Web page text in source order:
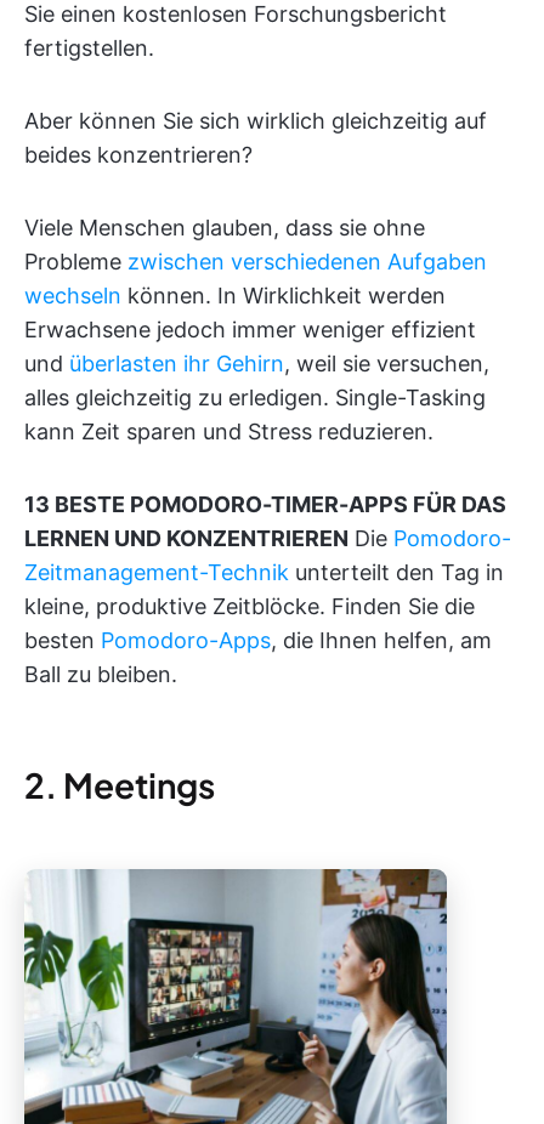
Sie einen kostenlosen Forschungsbericht
fertigstellen.
Aber können Sie sich wirklich gleichzeitig auf
beides konzentrieren?
Viele Menschen glauben, dass sie ohne
Probleme zwischen verschiedenen Aufgaben
wechseln können. In Wirklichkeit werden
Erwachsene jedoch immer weniger effizient
und überlasten ihr Gehirn, weil sie versuchen,
alles gleichzeitig zu erledigen. Single-Tasking
kann Zeit sparen und Stress reduzieren.
13 BESTE POMODORO-TIMER-APPS FÜR DAS
LERNEN UND KONZENTRIEREN Die Pomodoro-
Zeitmanagement-Technik unterteilt den Tag in
kleine, produktive Zeitblöcke. Finden Sie die
besten Pomodoro-Apps, die Ihnen helfen, am
Ball zu bleiben.
2. Meetings